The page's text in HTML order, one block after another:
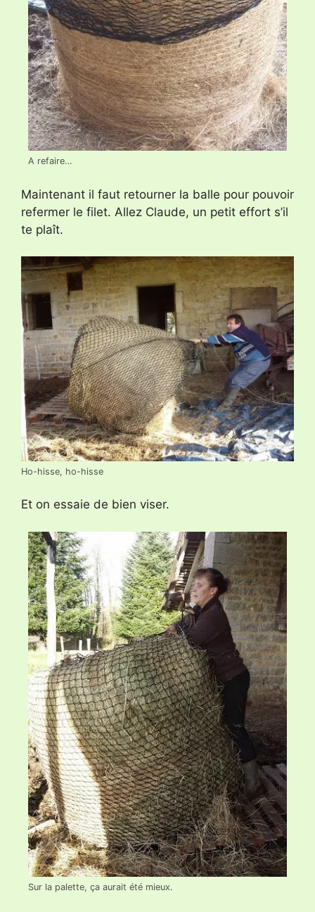
A refaire…
Maintenant il faut retourner la balle pour pouvoir
refermer le filet. Allez Claude, un petit effort s’il
te plaît.
Ho-hisse, ho-hisse
Et on essaie de bien viser.
Sur la palette, ça aurait été mieux.